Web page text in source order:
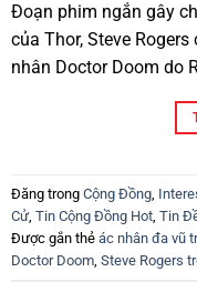
Đoạn phim ngắn gây
của Thor, Steve
nhân Doctor Doom do
Đăng trong Cộng Đồng
Cử, Tin Cộng Đồng Hot Tin
Được gắn thẻ ác nhân đa vũ
Doctor Doom Steve Rogers